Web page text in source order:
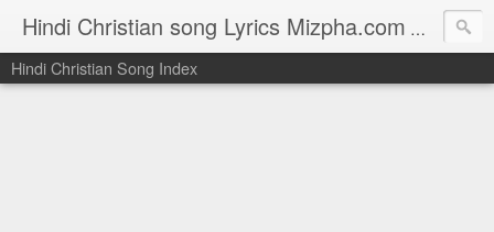
Hindi Christian song Lyrics Mizpha.com Hindi
Hindi Christian Song Index